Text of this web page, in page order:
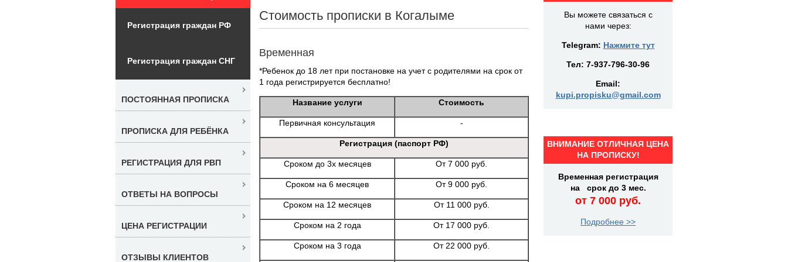
Стоимость прописки в Когалыме
Временная
*Ребенок до 18 лет при постановке на учет с родителями на срок от
1 года регистрируется бесплатно!
Название услуги Стоимость
Первичная консультация -
Регистрация (паспорт РФ)
Сроком до 3х месяцев От 7 000 руб.
Сроком на 6 месяцев От 9 000 руб.
Сроком на 12 месяцев От 11 000 руб.
Сроком на 2 года От 17 000 руб.
Сроком на 3 года От 22 000 руб.
Регистрация граждан РФ
Регистрация граждан СНГ
ПОСТОЯННАЯ ПРОПИСКА
ПРОПИСКА ДЛЯ РЕБЁНКА
РЕГИСТРАЦИЯ ДЛЯ РВП
ОТВЕТЫ НА ВОПРОСЫ
ЦЕНА РЕГИСТРАЦИИ
ОТЗЫВЫ КЛИЕНТОВ
Вы можете связаться с
нами через:
Telegram: Нажмите тут
Тел: 7-937-796-30-96
Email:
kupi.propisku@gmail.com
ВНИМАНИЕ ОТЛИЧНАЯ ЦЕНА
НА ПРОПИСКУ!
Временная регистрация
на срок до 3 мес.
от 7 000 руб.
Подробнее >>